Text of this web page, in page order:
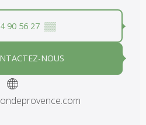
90 56 27 ▒▒
NOUS